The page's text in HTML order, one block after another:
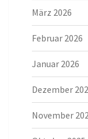
März 2026
Februar 2026
Januar 2026
Dezember
November